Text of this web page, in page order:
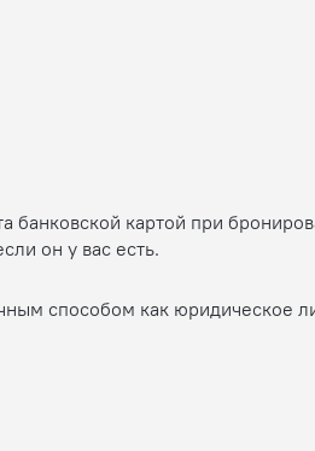
банковской картой при
он у вас есть.
способом как юридическое